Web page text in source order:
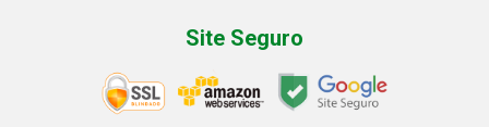
Site Seguro